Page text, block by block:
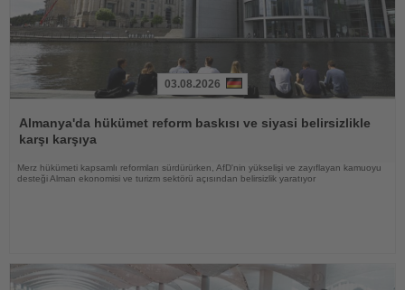
Oku
03.08.2026
Almanya'da hükümet reform baskısı ve siyasi belirsizlikle
karşı karşıya
Merz hükümeti kapsamlı reformları sürdürürken, AfD'nin yükselişi ve zayıflayan kamuoyu
desteği Alman ekonomisi ve turizm sektörü açısından belirsizlik yaratıyor